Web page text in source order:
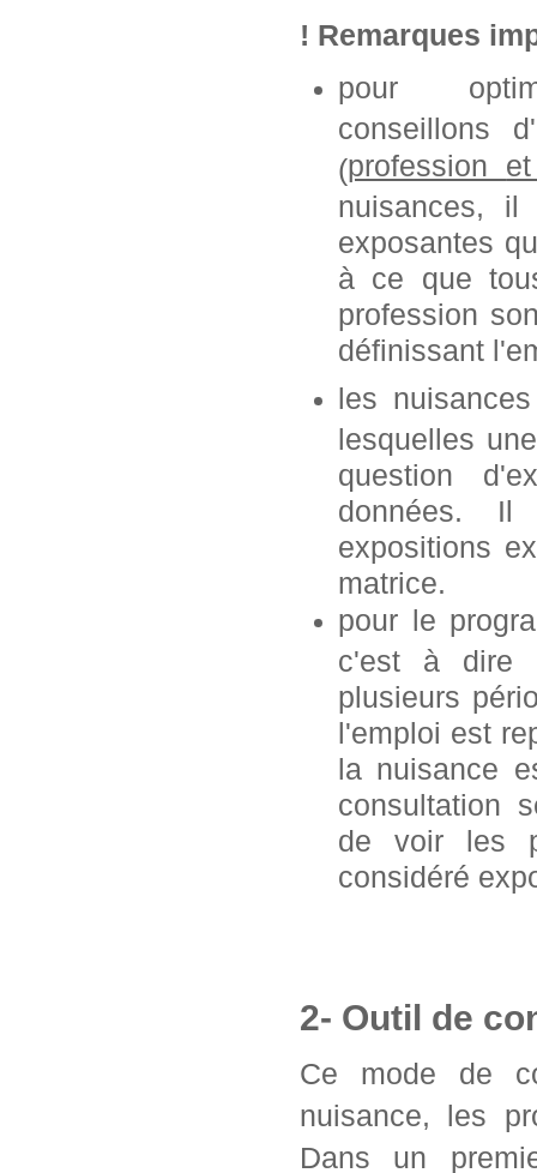
! Remarques
pour
conseillons
(profession
nuisances, il
exposantes
à ce que
profession
définissant
les
lesquelles
question
données. Il
expositions
matrice.
pour le
c'est à dire
plusieurs
l'emploi est
la nuisance
consultation
de voir les
considéré
2- Outil de
Ce mode de
nuisance, les
Dans un